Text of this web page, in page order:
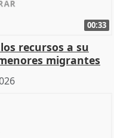
00:33
recursos a su
migrantes